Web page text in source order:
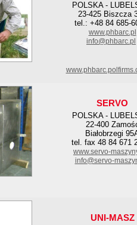
POLSKA -
23-425 Biszcza
tel.: +48 84 685-
www.phbarc.pl
info@phbarc.pl
SERVO
POLSKA -
22-400
Białobrzegi
tel. fax 48 84 671
www.servo-
info@servo-
UNI-MASZ